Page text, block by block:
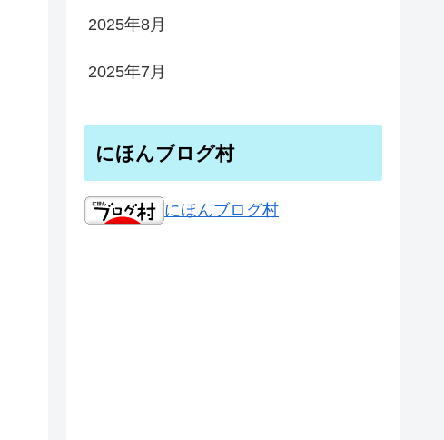
2025年8月
2025年7月
にほんブログ村
にほんブログ村